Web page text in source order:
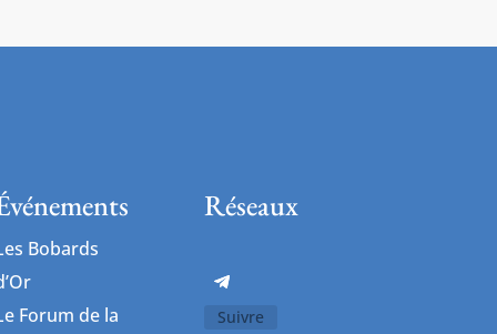
Bobards
Forum de la
Réseaux
Suivre